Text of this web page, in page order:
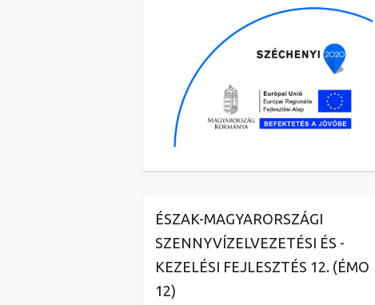
ÉSZAK-MAGYARORSZÁGI
SZENNYVÍZELVEZETÉSI ÉS -
KEZELÉSI FEJLESZTÉS 12. (ÉMO
12)